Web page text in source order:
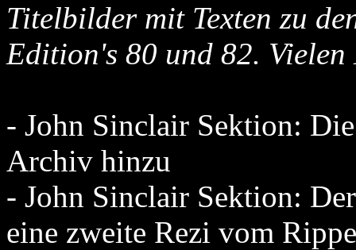
Titelbilder mit Texten zu
Edition's 80 und 82.
- John Sinclair Sektion:
Archiv hinzu
- John Sinclair Sektion:
eine zweite Rezi vom